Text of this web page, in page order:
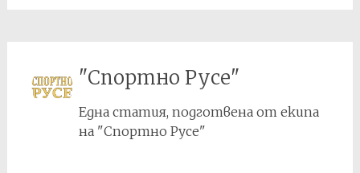
преиграване на мача
на 7 май 1950 г.,
който завършва
при резултат 1:1.
"Спортно Русе"
Една статия, подготвена от екипа
на "Спортно Русе"